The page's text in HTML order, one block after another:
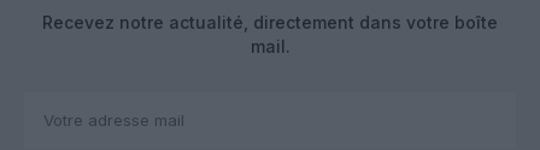
Recevez notre actualité, directement dans votre boîte
mail.